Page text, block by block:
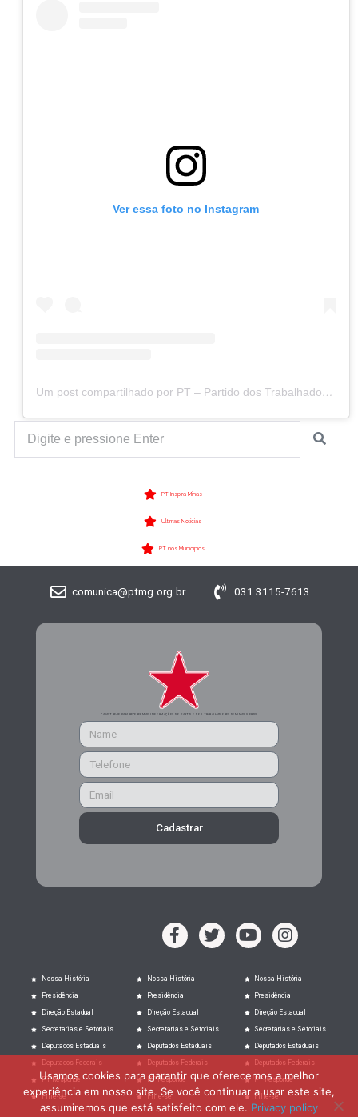
Ver essa foto no Instagram
Um post compartilhado por PT – Partido dos Trabalhadores (@ptbrasil)
PT Inspira Minas
Últimas Notícias
PT nos Municípios
comunica@ptmg.org.br 031 3115-7613
CADASTRE-SE PARA RECEBER MAIS INFORMAÇÕES DO PARTIDO DOS TRABALHADORES DE MINAS GERAIS
Cadastrar
Nossa História
Presidência
Direção Estadual
Secretarias e Setoriais
Deputados Estaduais
Deputados Federais
PT Responde
Filie-se
Nossa História
Presidência
Direção Estadual
Secretarias e Setoriais
Deputados Estaduais
Deputados Federais
PT Responde
Filie-se
Nossa História
Presidência
Direção Estadual
Secretarias e Setoriais
Deputados Estaduais
Deputados Federais
PT Responde
Filie-se
Usamos cookies para garantir que oferecemos a melhor
experiência em nosso site. Se você continuar a usar este site,
assumiremos que está satisfeito com ele. Privacy policy